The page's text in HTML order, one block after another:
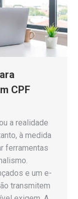
CPF
a realidade
à medida
ferramentas
e um e-
transmitem